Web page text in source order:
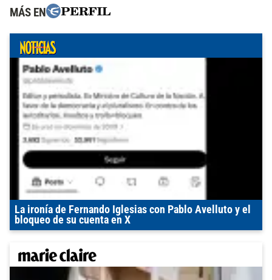
MÁS EN
La ironía de Fernando Iglesias con Pablo Avelluto y el
bloqueo de su cuenta en X